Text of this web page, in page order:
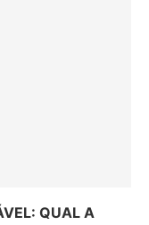
QUAL A